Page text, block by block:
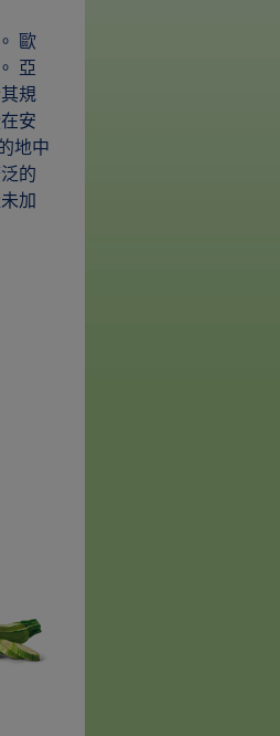
歐
亞
規
安
地中
的
加